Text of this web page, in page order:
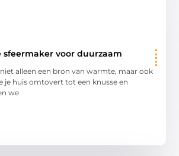
sfeermaker voor duurzaam
alleen een bron van warmte, maar ook
je huis omtovert tot een knusse en
we